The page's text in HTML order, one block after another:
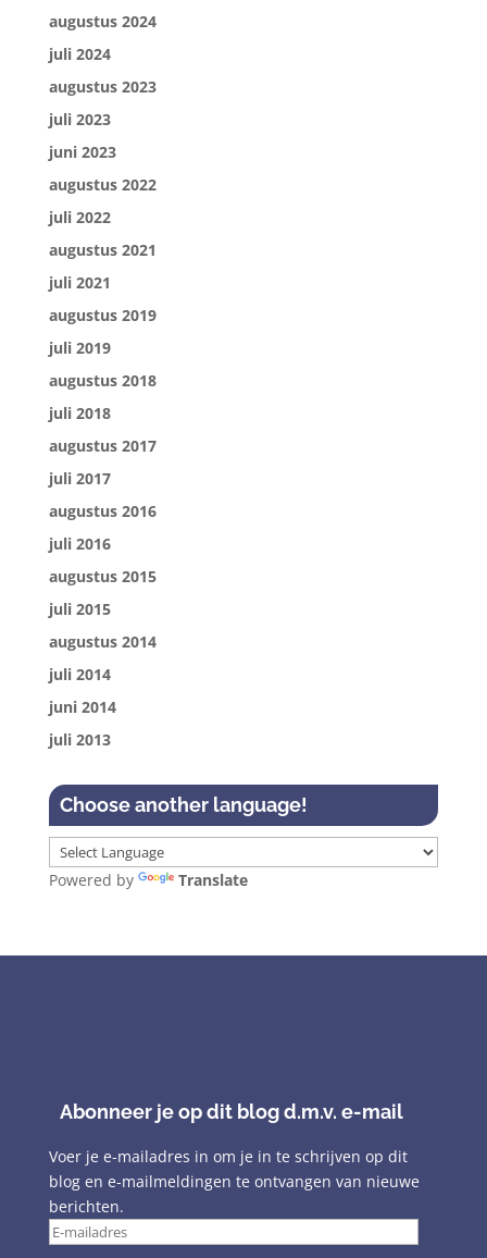
augustus 2024
juli 2024
augustus 2023
juli 2023
juni 2023
augustus 2022
juli 2022
augustus 2021
juli 2021
augustus 2019
juli 2019
augustus 2018
juli 2018
augustus 2017
juli 2017
augustus 2016
juli 2016
augustus 2015
juli 2015
augustus 2014
juli 2014
juni 2014
juli 2013
Choose another language!
Powered by Translate
Abonneer je op dit blog d.m.v. e-mail
Voer je e-mailadres in om je in te schrijven op dit
blog en e-mailmeldingen te ontvangen van nieuwe
berichten.
E-